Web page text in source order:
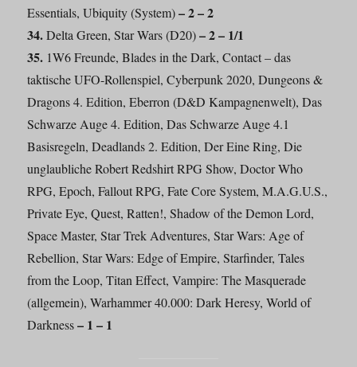
Essentials, Ubiquity (System)– 2 – 2
34.Delta Green, Star Wars (D20)– 2 – 1/1
35. 1W6 Freunde, Blades in the Dark, Contact – das
taktische UFO-Rollenspiel, Cyberpunk 2020, Dungeons &
Dragons 4. Edition, Eberron (D&D Kampagnenwelt), Das
Schwarze Auge 4. Edition, Das Schwarze Auge 4.1
Basisregeln, Deadlands 2. Edition, Der Eine Ring, Die
unglaubliche Robert Redshirt RPG Show, Doctor Who
RPG, Epoch, Fallout RPG, Fate Core System, M.A.G.U.S.,
Private Eye, Quest, Ratten!, Shadow of the Demon Lord,
Space Master, Star Trek Adventures, Star Wars: Age of
Rebellion, Star Wars: Edge of Empire, Starfinder, Tales
from the Loop, Titan Effect, Vampire: The Masquerade
(allgemein), Warhammer 40.000: Dark Heresy, World of
Darkness– 1 – 1